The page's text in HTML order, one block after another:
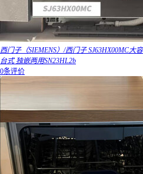
西门子（SIEMENS）/西门子 SJ63HX00MC大
台式 独嵌两用SN23HL2b
0条评价